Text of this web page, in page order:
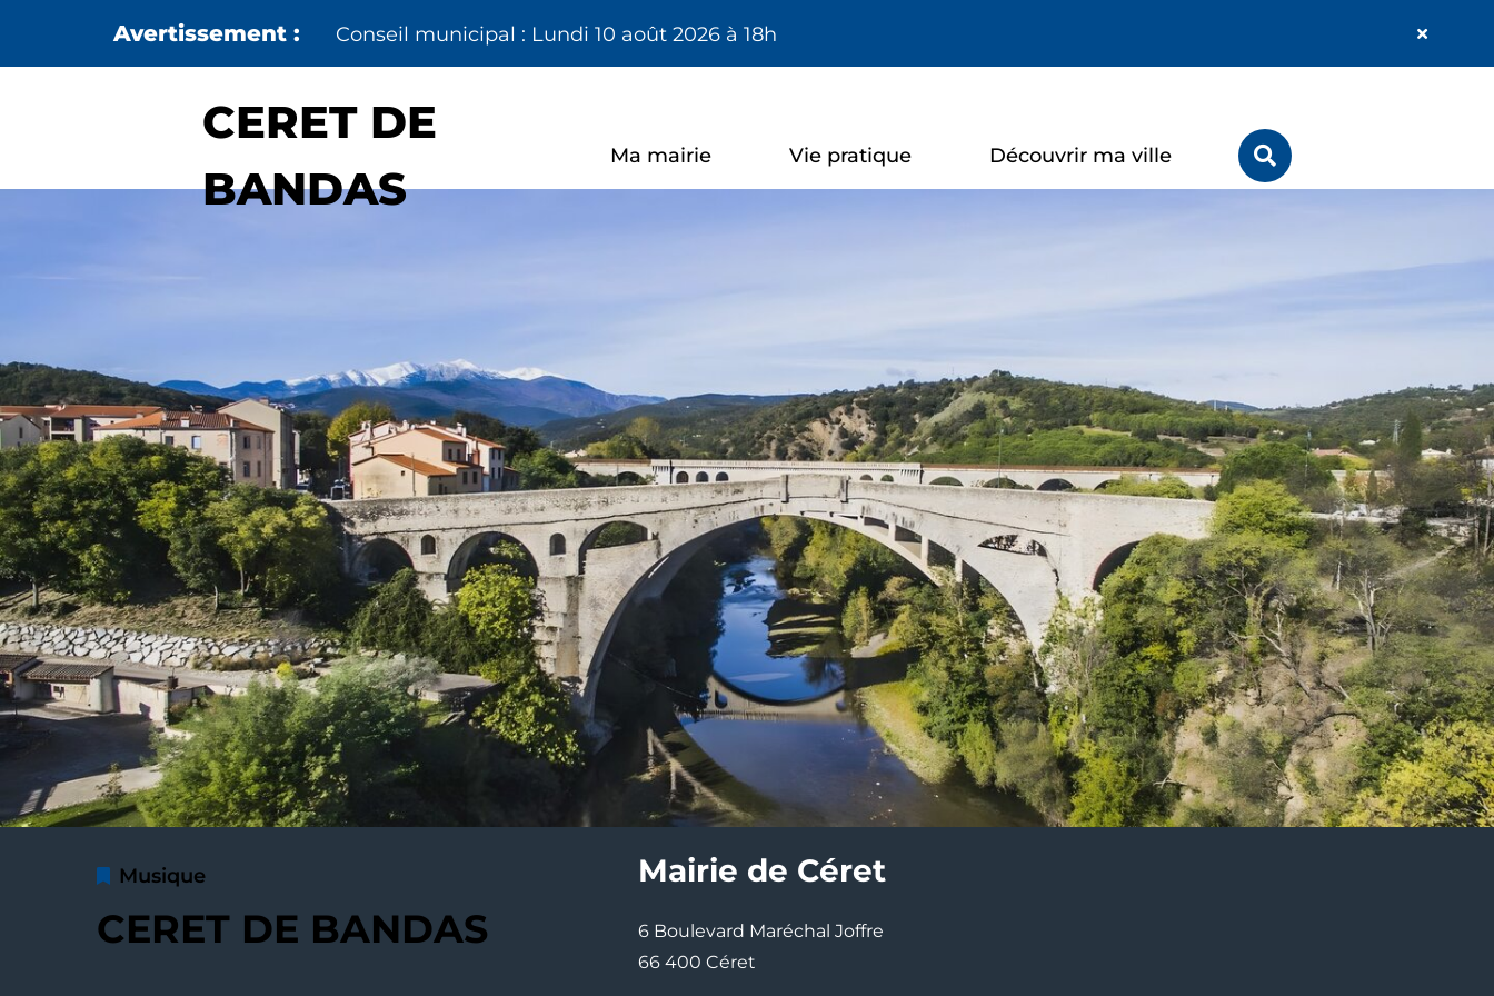
Conseil municipal : Lundi 10 août 2026 à 18h
Fermer
Info
CERET DE
BANDAS
Ma mairie Vie pratique Découvrir ma ville
sur
le
site
Musique
CERET DE BANDAS
Mairie de Céret
6 Boulevard Maréchal Joffre
66 400 Céret